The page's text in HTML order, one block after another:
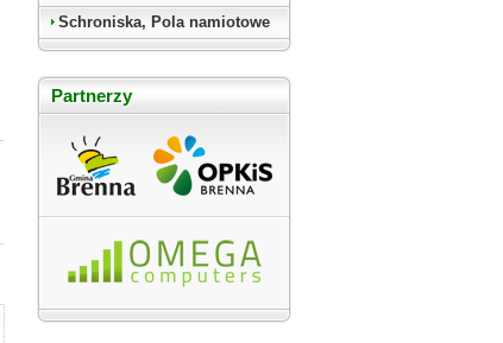
Schroniska, Pola namiotowe
Partnerzy